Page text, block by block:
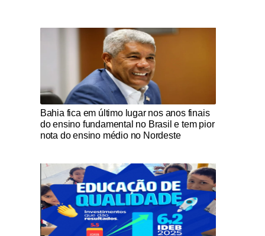
Notícias Católicas
Bahia fica em último lugar nos anos finais
do ensino fundamental no Brasil e tem pior
nota do ensino médio no Nordeste